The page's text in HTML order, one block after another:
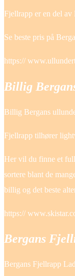
Fjellrapp er en del
Se beste pris på
https://
Billig
Billig Bergans
Fjellrapp tilhører
Her vil du finne et
sortere blant de
billig og det beste
https://
Bergans
Bergans Fjellrapp